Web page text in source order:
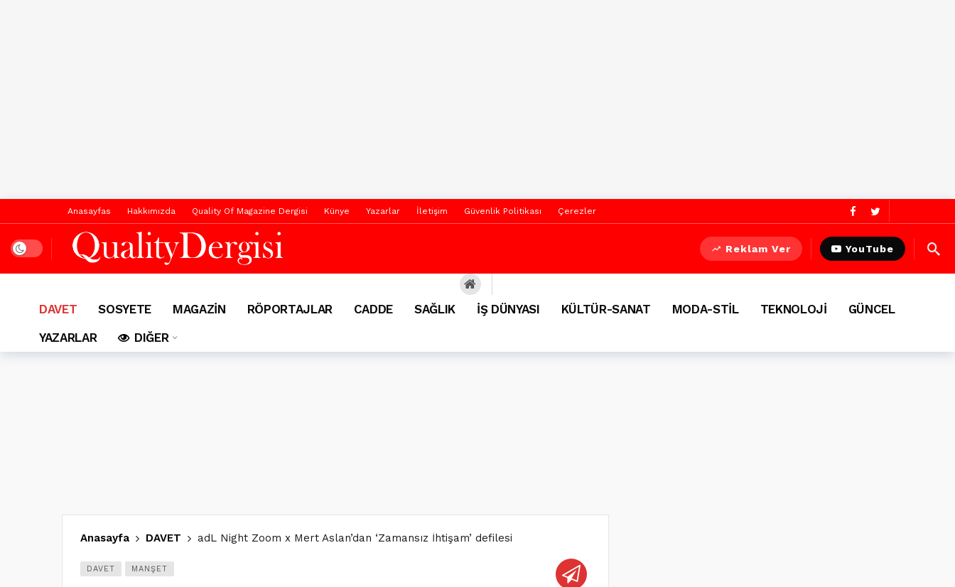
Anasayfas Hakkımızda Quality Of Magazine Dergisi Künye Yazarlar İletişim Güvenlik Politikası Çerezler
Dark mode Reklam Ver YouTube
DAVET SOSYETE MAGAZİN RÖPORTAJLAR CADDE SAĞLIK İŞ DÜNYASI KÜLTÜR-SANAT MODA-STİL TEKNOLOJİ
GÜNCEL
YAZARLAR
DIĞER
Anasayfa DAVET adL Night Zoom x Mert Aslan’dan ‘Zamansız İhtişam’ defilesi
DAVET MANŞET